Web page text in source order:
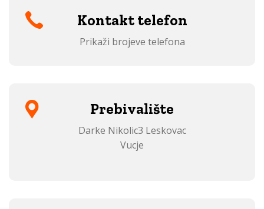
Kontakt telefon
Prikaži brojeve telefona
Prebivalište
Darke Nikolic3 Leskovac
Vucje